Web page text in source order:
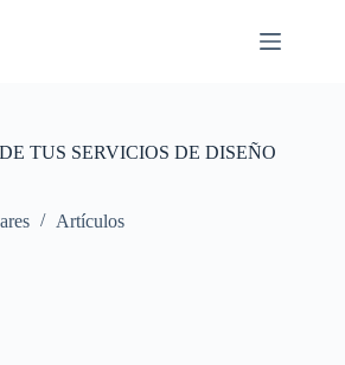
TUS SERVICIOS DE DISEÑO
Artículos